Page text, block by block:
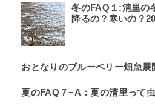
冬のFAQ１:清里の
降るの？寒いの？
おとなりのブルーベリー畑急展
夏のFAQ７−A：夏の清里って